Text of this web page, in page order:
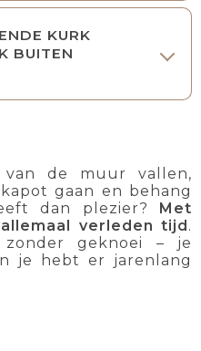
KURK
BUITEN
van de muur vallen,
gaan en behang
dan plezier?
Met
verleden tijd .
geknoei – je
je hebt er jarenlang